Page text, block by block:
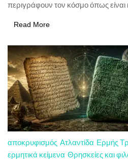
περιγράφουν τον κόσμο όπως είναι
Read More
αποκρυφισμός Ατλαντίδα Ερμής
ερμητικά κείμενα Θρησκείες και